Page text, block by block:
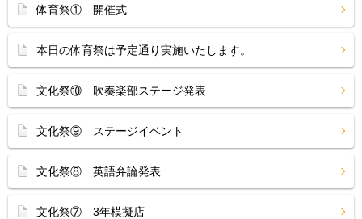
体育祭① 開催式
本日の体育祭は予定通り実施いたします。
文化祭⑩ 吹奏楽部ステージ発表
文化祭⑨ ステージイベント
文化祭⑧ 英語弁論発表
文化祭⑦ 3年模擬店